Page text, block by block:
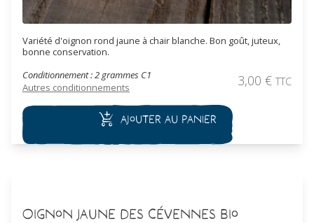
Variété d'oignon rond jaune à chair blanche. Bon goût, juteux,
bonne conservation.
Conditionnement : 2 grammes C1
Autres conditionnements
3,00 € TTC
Ajouter au panier
Oignon Jaune des Cévennes Bio